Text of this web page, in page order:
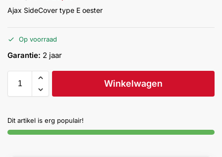
Outlet SALE
service
Ajax SideCover type E oester
Op voorraad
Garantie: 2 jaar
Winkelwagen
Dit artikel is erg populair!